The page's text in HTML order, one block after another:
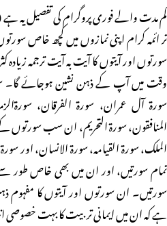
کم مدت والے فوری پروگرام کی تفصیل یہ
تر ائمہ کرام اپنی نمازوں میں کچھ خاص
سورتوں اور آیتوں کا آیت بہ آیت ترجمہ
وقت میں آپ کے ذہن نشین ہوجائے گا۔
سورۃ آل عمران، سورۃ الفرقان،
المنافقون، سورۃ التحریم، ان سب سورتوں
الملک، سورۃ القیامہ، سورۃ الانسان، اور
تمام سورتیں، اور ان میں بھی خاص طور
سورتیں۔ ان سورتوں اور آیتوں کا
ہے کہ ان میں ایمانی تربیت کا بہت